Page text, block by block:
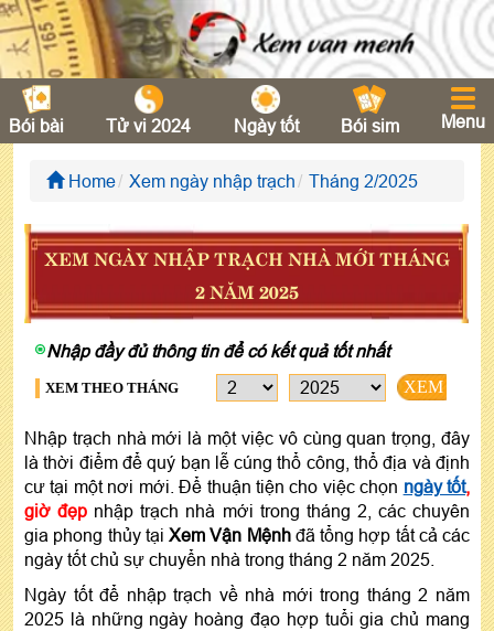
Bói bài Tử vi 2024 Ngày tốt Bói sim Menu
Home Xem ngày nhập trạch Tháng 2/2025
XEM NGÀY NHẬP TRẠCH NHÀ MỚI THÁNG
2 NĂM 2025
Nhập đầy đủ thông tin để có kết quả tốt nhất
XEM THEO THÁNG XEM
Nhập trạch nhà mới là một việc vô cùng quan trọng, đây
là thời điểm để quý bạn lễ cúng thổ công, thổ địa và định
cư tại một nơi mới. Để thuận tiện cho việc chọn ngày tốt,
giờ đẹp nhập trạch nhà mới trong tháng 2, các chuyên
gia phong thủy tại Xem Vận Mệnhđã tổng hợp tất cả các
ngày tốt chủ sự chuyển nhà trong tháng 2 năm 2025.
Ngày tốt để nhập trạch về nhà mới trong tháng 2 năm
2025 là những ngày hoàng đạo hợp tuổi gia chủ mang